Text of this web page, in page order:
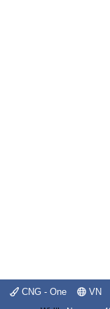
CNG - One VN